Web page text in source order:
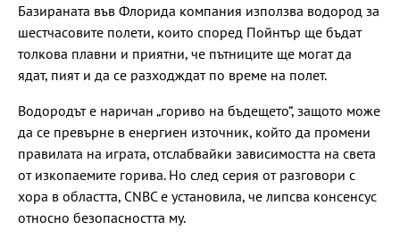
Базираната във Флорида компания използва водород за
шестчасовите полети, които според Пойнтър ще бъдат
толкова плавни и приятни, че пътниците ще могат да
ядат, пият и да се разходждат по време на полет.
Водородът е наричан „гориво на бъдещето“, защото може
да се превърне в енергиен източник, който да промени
правилата на играта, отслабвайки зависимостта на света
от изкопаемите горива. Но след серия от разговори с
хора в областта, CNBC е установила, че липсва консенсус
относно безопасността му.